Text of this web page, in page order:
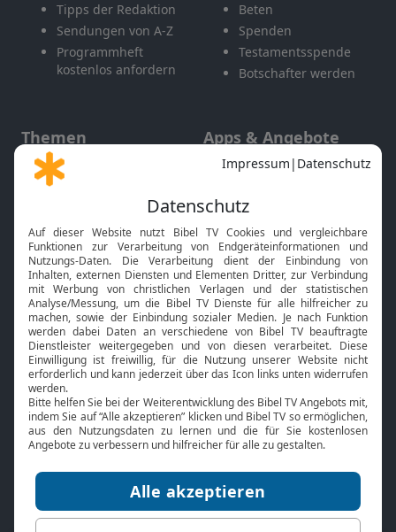
Tipps der Redaktion
Sendungen von A-Z
Programmheft
kostenlos anfordern
Beten
Spenden
Testamentsspende
Botschafter werden
Themen
Gott und Bibel erklärt
Neuigkeiten
Apps & Angebote
Mobile App
Smart TV
HbbTV
Bibelthek Online-Bibel
Nächster Gottesdienst
Bibel TV
Über uns
Jobs
Mediadaten
Service
Kontakt
TV-Empfang